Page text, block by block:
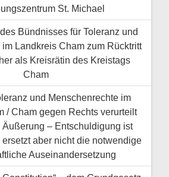
St. Michael
Bündnisses für Toleranz und
Landkreis Cham zum Rücktritt
als Kreisrätin des Kreistags
Cham
und Menschenrechte im
/ Cham gegen Rechts verurteilt
– Entschuldigung ist
aber nicht die notwendige
Auseinandersetzung